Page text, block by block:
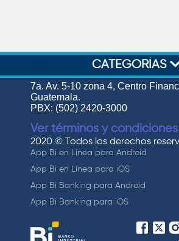
CATEGORÍAS
7a. Av. 5-10 zona 4, Centro
Guatemala.
PBX: (502) 2420-3000
Ver términos y condiciones
2020 © Todos los derechos
App Bi en Línea para Android
App Bi en Línea para iOS
App Bi Banking para Android
App Bi Banking para iOS